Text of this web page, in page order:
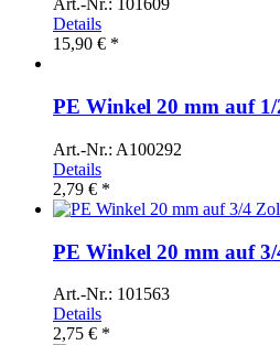
Art.-Nr.: 101609
Details
15,90 € *
PE Winkel 20 mm auf
Art.-Nr.: A100292
Details
2,79 € *
PE Winkel 20 mm auf
Art.-Nr.: 101563
Details
2,75 € *